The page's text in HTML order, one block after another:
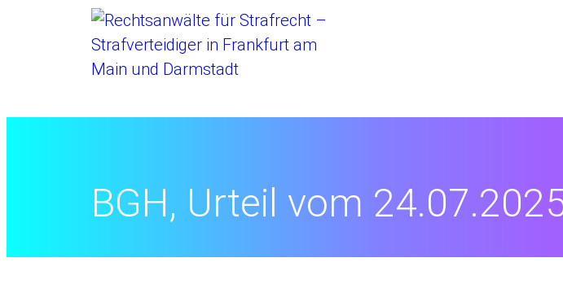
Startseite//
BGH, Urteil vom